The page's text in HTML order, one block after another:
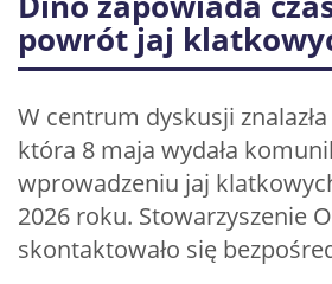
powrót jaj
W centrum dyskusji
która 8 maja wydała
wprowadzeniu jaj
2026 roku. Stowarzyszenie
skontaktowało się